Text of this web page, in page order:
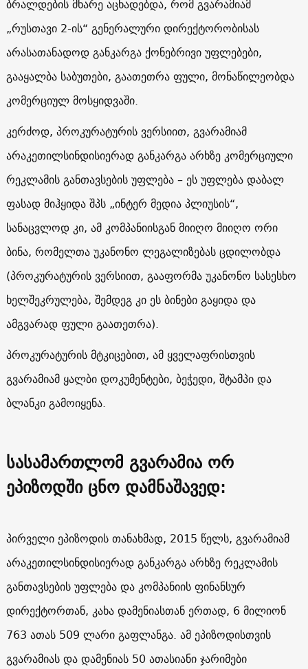
„რუსთავი 2-ის“ გენერალური დირექტორობისას
არასათანადოდ განკარგა ქონებრივი უფლებები,
გააყალბა საბუთები, გაათეთრა ფული, მონაწილეობდა
კომერციულ მოსყიდვაში.
კერძოდ, პროკურატურის ვერსიით, გვარამიამ
არაკეთილსინდისიერად განკარგა არხზე კომერციული
რეკლამის განთავსების უფლება – ეს უფლება დაბალ
ფასად მიჰყიდა შპს „ინტერ მედია პლიუსის“,
სანაცვლოდ კი, ამ კომპანიისგან მიიღო მიიღო ორი
ბინა, რომელთა უკანონო ლეგალიზებას ცდილობდა
(პროკურატურის ვერსიით, გააფორმა უკანონო სასესხო
ხელშეკრულება, შემდეგ კი ეს ბინები გაყიდა და
ამგვარად ფული გაათეთრა).
პროკურატურის მტკიცებით, ამ ყველაფრისთვის
გვარამიამ ყალბი დოკუმენტები, ბეჭედი, შტამპი და
ბლანკი გამოიყენა.
სასამართლომ გვარამია ორ
ეპიზოდში ცნო დამნაშავედ:
პირველი ეპიზოდის თანახმად, 2015 წელს, გვარამიამ
არაკეთილსინდისიერად განკარგა არხზე რეკლამის
განთავსების უფლება და კომპანიის ფინანსურ
დირექტორთან, კახა დამენიასთან ერთად, 6 მილიონ
763 ათას 509 ლარი გაფლანგა. ამ ეპიზოდისთვის
გვარამიას და დამენიას 50 ათასიანი ჯარიმები